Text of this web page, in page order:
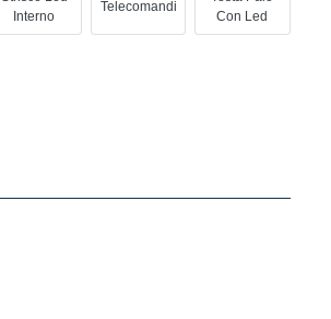
Interno
Telecomandi
Con Led